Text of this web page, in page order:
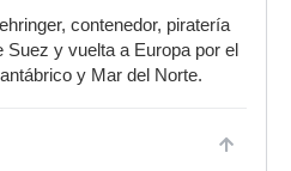
contenedor, piratería
Suez y vuelta a Europa por el
y Mar del Norte.